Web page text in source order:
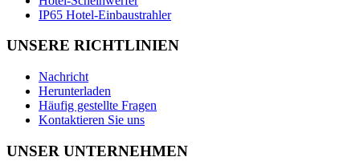
IP65 Hotel-Einbaustrahler
UNSERE RICHTLINIEN
Nachricht
Herunterladen
Häufig gestellte Fragen
Kontaktieren Sie uns
UNSER UNTERNEHMEN